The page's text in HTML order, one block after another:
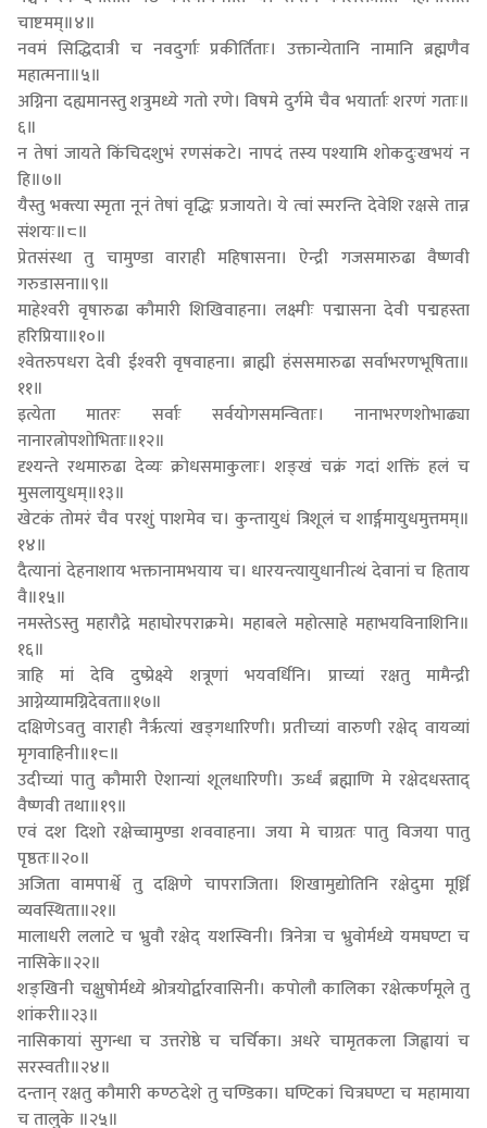
चाष्टमम्॥४॥
नवमं सिद्धिदात्री च नवदुर्गाः प्रकीर्तिताः। उक्तान्येतानि नामानि ब्रह्मणैव
महात्मना॥५॥
अग्निना दह्यमानस्तु शत्रुमध्ये गतो रणे। विषमे दुर्गमे चैव भयार्ताः शरणं गताः॥
६॥
न तेषां जायते किंचिदशुभं रणसंकटे। नापदं तस्य पश्यामि शोकदुःखभयं न
हि॥७॥
यैस्तु भक्त्या स्मृता नूनं तेषां वृद्धिः प्रजायते। ये त्वां स्मरन्ति देवेशि रक्षसे तान्न
संशयः॥८॥
प्रेतसंस्था तु चामुण्डा वाराही महिषासना। ऐन्द्री गजसमारुढा वैष्णवी
गरुडासना॥९॥
माहेश्‍वरी वृषारुढा कौमारी शिखिवाहना। लक्ष्मीः पद्मासना देवी पद्महस्ता
हरिप्रिया॥१०॥
श्‍वेतरुपधरा देवी ईश्‍वरी वृषवाहना। ब्राह्मी हंससमारुढा सर्वाभरणभूषिता॥
११॥
इत्येता मातरः सर्वाः सर्वयोगसमन्विताः। नानाभरणशोभाढ्या
नानारत्नोपशोभिताः॥१२॥
दृश्यन्ते रथमारुढा देव्यः क्रोधसमाकुलाः। शङ्खं चक्रं गदां शक्तिं हलं च
मुसलायुधम्॥१३॥
खेटकं तोमरं चैव परशुं पाशमेव च। कुन्तायुधं त्रिशूलं च शार्ङ्गमायुधमुत्तमम्॥
१४॥
दैत्यानां देहनाशाय भक्तानामभयाय च। धारयन्त्यायुधानीत्थं देवानां च हिताय
वै॥१५॥
नमस्तेऽस्तु महारौद्रे महाघोरपराक्रमे। महाबले महोत्साहे महाभयविनाशिनि॥
१६॥
त्राहि मां देवि दुष्प्रेक्ष्ये शत्रूणां भयवर्धिनि। प्राच्यां रक्षतु मामैन्द्री
आग्नेय्यामग्निदेवता॥१७॥
दक्षिणेऽवतु वाराही नैर्ऋत्यां खड्गधारिणी। प्रतीच्यां वारुणी रक्षेद् वायव्यां
मृगवाहिनी॥१८॥
उदीच्यां पातु कौमारी ऐशान्यां शूलधारिणी। ऊर्ध्वं ब्रह्माणि मे रक्षेदधस्ताद्
वैष्णवी तथा॥१९॥
एवं दश दिशो रक्षेच्चामुण्डा शववाहना। जया मे चाग्रतः पातु विजया पातु
पृष्ठतः॥२०॥
अजिता वामपार्श्वे तु दक्षिणे चापराजिता। शिखामुद्योतिनि रक्षेदुमा मूर्ध्नि
व्यवस्थिता॥२१॥
मालाधरी ललाटे च भ्रुवौ रक्षेद् यशस्विनी। त्रिनेत्रा च भ्रुवोर्मध्ये यमघण्टा च
नासिके॥२२॥
शङ्खिनी चक्षुषोर्मध्ये श्रोत्रयोर्द्वारवासिनी। कपोलौ कालिका रक्षेत्कर्णमूले तु
शांकरी॥२३॥
नासिकायां सुगन्धा च उत्तरोष्ठे च चर्चिका। अधरे चामृतकला जिह्वायां च
सरस्वती॥२४॥
दन्तान् रक्षतु कौमारी कण्ठदेशे तु चण्डिका। घण्टिकां चित्रघण्टा च महामाया
च तालुके ॥२५॥